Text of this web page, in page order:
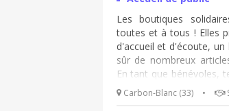
Paris -
ravitaillement...
Les boutiques
toutes et à tous ! Elles
d'accueil et d'écoute,
sûr de nombreux
En tant que bénévoles,
Accueillir les publics
personnes
Carbon-Blanc (33) •